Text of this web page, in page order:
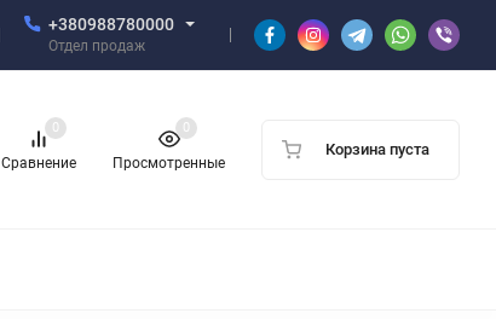
+380988780000
Отдел продаж
Сравнение
0
Просмотренные
0
Корзина пуста